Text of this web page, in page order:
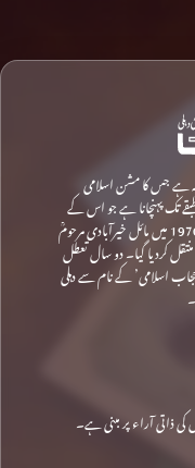
ہے جس کا مشن اسلامی
تک پہنچانا ہے جو اس کے
نصف کی نمائندہ ہے۔ حجاب کی داغ بیل رام پور میں 1970 میں مائل خیرآبادی مرحومؒ
صاحبؒ کو منتقل کردیا گیا۔ دو سال تعطل
ثالث ‘حجاب اسلامی’ کے نام سے دہلی
ذاتی آراء پر مبنی ہے۔